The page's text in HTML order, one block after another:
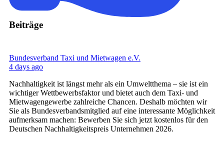
Beiträge
Bundesverband Taxi und Mietwagen e.V.
4 days ago
Nachhaltigkeit ist längst mehr als ein Umweltthema – sie ist ein
wichtiger Wettbewerbsfaktor und bietet auch dem Taxi- und
Mietwagengewerbe zahlreiche Chancen. Deshalb möchten wir
Sie als Bundesverbandsmitglied auf eine interessante Möglichkeit
aufmerksam machen: Bewerben Sie sich jetzt kostenlos für den
Deutschen Nachhaltigkeitspreis Unternehmen 2026.